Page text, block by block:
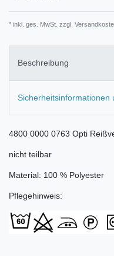
* inkl. ges. MwSt. zzgl.
Beschreibung
Sicherheitsinformationen
4800 0000 0763 Opti
nicht teilbar
Material: 100 % Polyester
Pflegehinweis: